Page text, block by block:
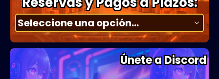
Únete a Discord